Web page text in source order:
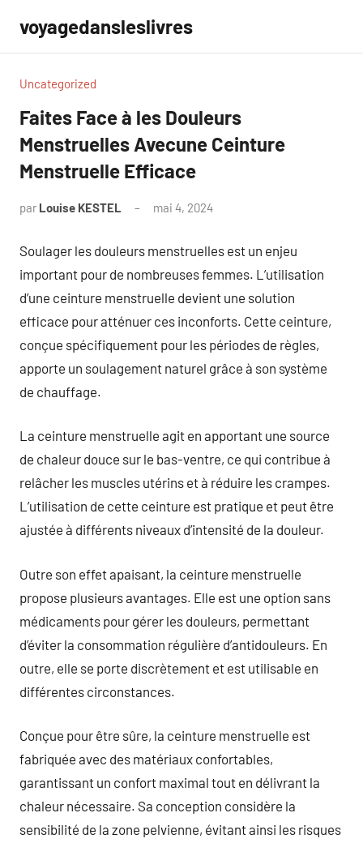
contenu
voyagedansleslivres
Uncategorized
Faites Face à les Douleurs
Menstruelles Avecune Ceinture
Menstruelle Efficace
par Louise KESTEL mai 4, 2024
Soulager les douleurs menstruelles est un enjeu
important pour de nombreuses femmes. L’utilisation
d’une ceinture menstruelle devient une solution
efficace pour atténuer ces inconforts. Cette ceinture,
conçue spécifiquement pour les périodes de règles,
apporte un soulagement naturel grâce à son système
de chauffage.
La ceinture menstruelle agit en apportant une source
de chaleur douce sur le bas-ventre, ce qui contribue à
relâcher les muscles utérins et à réduire les crampes.
L’utilisation de cette ceinture est pratique et peut être
ajustée à différents niveaux d’intensité de la douleur.
Outre son effet apaisant, la ceinture menstruelle
propose plusieurs avantages. Elle est une option sans
médicaments pour gérer les douleurs, permettant
d’éviter la consommation régulière d’antidouleurs. En
outre, elle se porte discrètement et est utilisable en
différentes circonstances.
Conçue pour être sûre, la ceinture menstruelle est
fabriquée avec des matériaux confortables,
garantissant un confort maximal tout en délivrant la
chaleur nécessaire. Sa conception considère la
sensibilité de la zone pelvienne, évitant ainsi les risques